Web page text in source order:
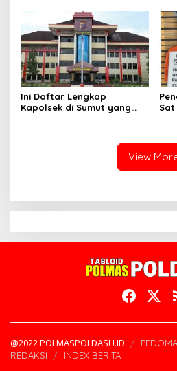
Ini Daftar Lengkap
Kapolsek di Sumut yang
Sat
View
@2022 POLMASPOLDASU.ID
REDAKSI
INDEX BERITA